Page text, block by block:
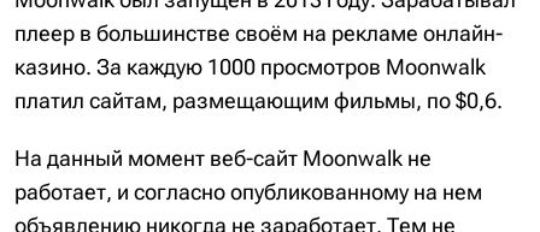
плеер в большинстве своём на рекламе онлайн-
казино. За каждую 1000 просмотров Moonwalk
платил сайтам, размещающим фильмы, по $0,6.
На данный момент веб-сайт Moonwalk не
работает, и согласно опубликованному на нем
объявлению никогда не заработает. Тем не